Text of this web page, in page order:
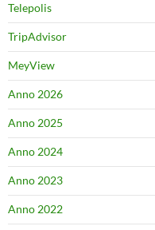
Telepolis
TripAdvisor
MeyView
Anno 2026
Anno 2025
Anno 2024
Anno 2023
Anno 2022